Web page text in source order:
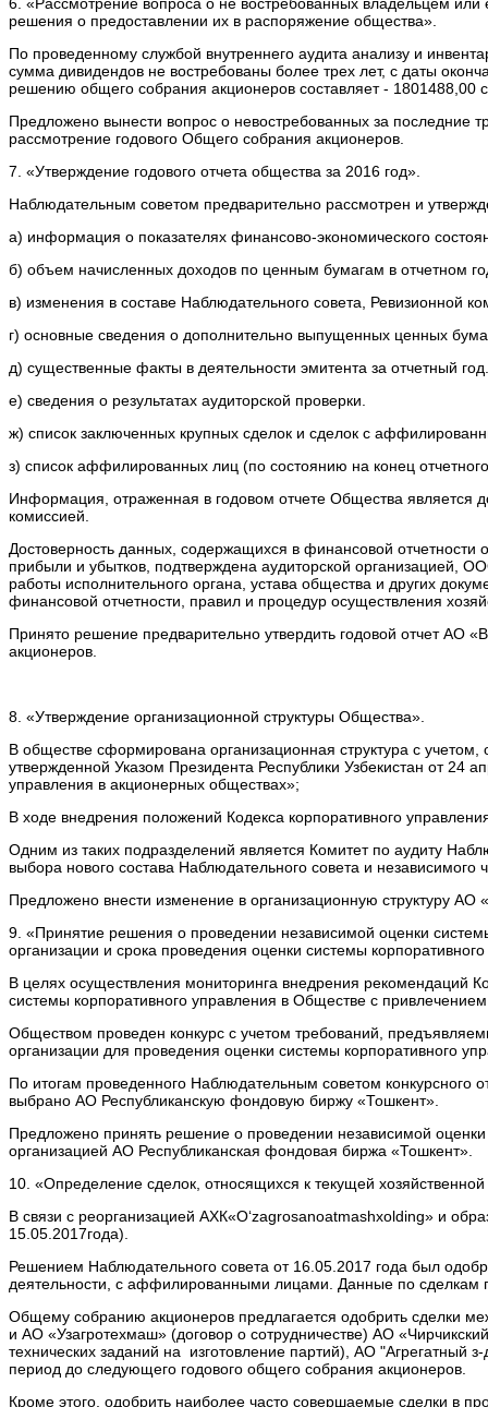
6. «Рассмотрение вопроса о не востребованных владельцем
решения о предоставлении их в распоряжение общества».
По проведенному службой внутреннего аудита анализу и
сумма дивидендов не востребованы более трех лет, с даты
решению общего собрания акционеров составляет - 1801488,00
Предложено вынести вопрос о невостребованных за последние
рассмотрение годового Общего собрания акционеров.
7. «Утверждение годового отчета общества за 2016 год».
Наблюдательным советом предварительно рассмотрен и
а) информация о показателях финансово-экономического
б) объем начисленных доходов по ценным бумагам в отчетном
в) изменения в составе Наблюдательного совета, Ревизионной
г) основные сведения о дополнительно выпущенных ценных
д) существенные факты в деятельности эмитента за отчетный год.
е) сведения о результатах аудиторской проверки.
ж) список заключенных крупных сделок и сделок с
з) список аффилированных лиц (по состоянию на конец
Информация, отраженная в годовом отчете Общества является
комиссией.
Достоверность данных, содержащихся в финансовой
прибыли и убытков, подтверждена аудиторской организацией,
работы исполнительного органа, устава общества и других
финансовой отчетности, правил и процедур осуществления
Принято решение предварительно утвердить годовой отчет АО
акционеров.
8. «Утверждение организационной структуры Общества».
В обществе сформирована организационная структура с учетом,
утвержденной Указом Президента Республики Узбекистан от
управления в акционерных обществах»;
В ходе внедрения положений Кодекса корпоративного
Одним из таких подразделений является Комитет по аудиту
выбора нового состава Наблюдательного совета и независимого
Предложено внести изменение в организационную структуру
9. «Принятие решения о проведении независимой оценки
организации и срока проведения оценки системы
В целях осуществления мониторинга внедрения рекомендаций
системы корпоративного управления в Обществе с
Обществом проведен конкурс с учетом требований,
организации для проведения оценки системы корпоративного
По итогам проведенного Наблюдательным советом конкурсного
выбрано АО Республиканскую фондовую биржу «Тошкент».
Предложено принять решение о проведении независимой
организацией АО Республиканская фондовая биржа «Тошкент».
10. «Определение сделок, относящихся к текущей
В связи с реорганизацией АХК«O‘zagrosanoatmashxolding» и
15.05.2017года).
Решением Наблюдательного совета от 16.05.2017 года был
деятельности, с аффилированными лицами. Данные по сделкам
Общему собранию акционеров предлагается одобрить сделки
и АО «Узагротехмаш» (договор о сотрудничестве) АО
технических заданий на изготовление партий), АО "Агрегатный
период до следующего годового общего собрания акционеров.
Кроме этого, одобрить наиболее часто совершаемые сделки в